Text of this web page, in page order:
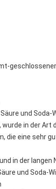
und Soda-
in der
die eine sehr
in der langen
und Soda-